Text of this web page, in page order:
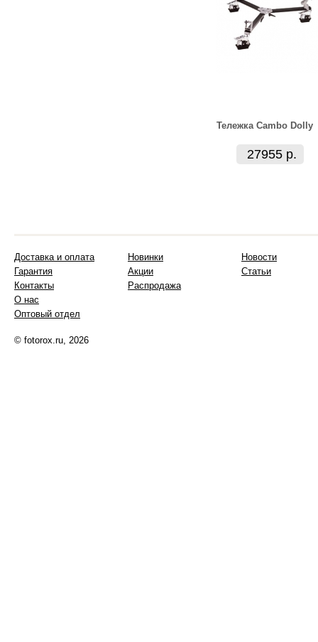
Тележка Cambo Dolly
27955 р.
Доставка и оплата
Гарантия
Контакты
О нас
Оптовый отдел
Новинки
Акции
Распродажа
Новости
Статьи
© fotorox.ru, 2026